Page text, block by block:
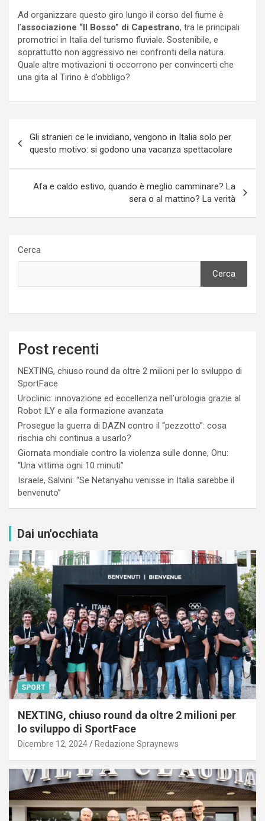
Ad organizzare questo giro lungo il corso del fiume è
l’associazione “Il Bosso” di Capestrano, tra le principali
promotrici in Italia del turismo fluviale. Sostenibile, e
soprattutto non aggressivo nei confronti della natura.
Quale altre motivazioni ti occorrono per convincerti che
una gita al Tirino è d’obbligo?
articoli
Gli stranieri ce le invidiano, vengono in Italia solo per
questo motivo: si godono una vacanza spettacolare
Afa e caldo estivo, quando è meglio camminare? La
sera o al mattino? La verità
Cerca
Cerca
Post recenti
NEXTING, chiuso round da oltre 2 milioni per lo sviluppo di
SportFace
Uroclinic: innovazione ed eccellenza nell’urologia grazie al
Robot ILY e alla formazione avanzata
Prosegue la guerra di DAZN contro il “pezzotto”: cosa
rischia chi continua a usarlo?
Giornata mondiale contro la violenza sulle donne, Onu:
“Una vittima ogni 10 minuti”
Israele, Salvini: “Se Netanyahu venisse in Italia sarebbe il
benvenuto”
Dai un'occhiata
SPORT
NEXTING, chiuso round da oltre 2 milioni per
lo sviluppo di SportFace
Dicembre 12, 2024 Redazione Spraynews